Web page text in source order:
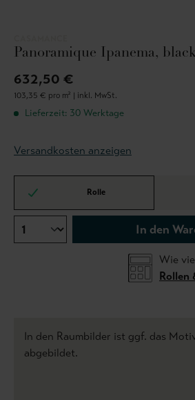
Panoramique Ipanema,
632,50 €
103,35 € pro m² | inkl. MwSt.
Lieferzeit: 30 Werktage
Versandkosten anzeigen
Rolle
In den
Wie
Rollen
In den Raumbilder ist ggf. das
abgebildet.